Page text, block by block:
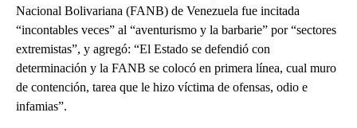
Nacional Bolivariana (FANB) de Venezuela fue incitada
“incontables veces” al “aventurismo y la barbarie” por “sectores
extremistas”, y agregó: “El Estado se defendió con
determinación y la FANB se colocó en primera línea, cual muro
de contención, tarea que le hizo víctima de ofensas, odio e
infamias”.